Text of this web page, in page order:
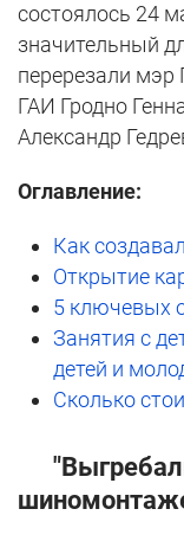
состоялось 24
значительный
перерезали мэр
ГАИ Гродно
Александр
Оглавление:
Как
Открытие
5 ключевых
Занятия с
детей и
Сколько